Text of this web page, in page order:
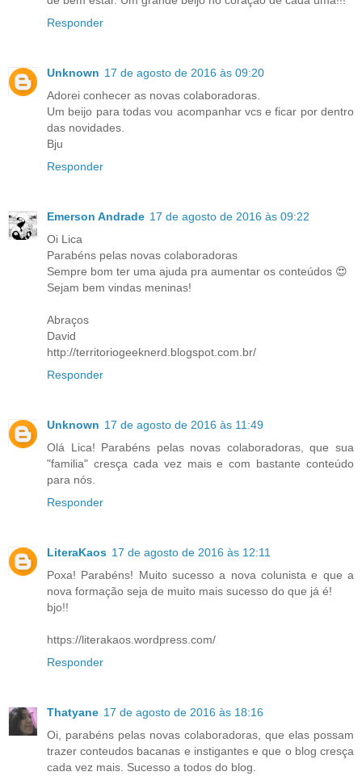
Responder
Unknown 17 de agosto de 2016 às 09:20
Adorei conhecer as novas colaboradoras.
Um beijo para todas vou acompanhar vcs e ficar por dentro
das novidades.
Bju
Responder
Emerson Andrade 17 de agosto de 2016 às 09:22
Oi Lica
Parabéns pelas novas colaboradoras
Sempre bom ter uma ajuda pra aumentar os conteúdos 😍
Sejam bem vindas meninas!
Abraços
David
http://territoriogeeknerd.blogspot.com.br/
Responder
Unknown 17 de agosto de 2016 às 11:49
Olá Lica! Parabéns pelas novas colaboradoras, que sua
"familia" cresça cada vez mais e com bastante conteúdo
para nós.
Responder
LiteraKaos 17 de agosto de 2016 às 12:11
Poxa! Parabéns! Muito sucesso a nova colunista e que a
nova formação seja de muito mais sucesso do que já é!
bjo!!
https://literakaos.wordpress.com/
Responder
Thatyane 17 de agosto de 2016 às 18:16
Oi, parabéns pelas novas colaboradoras, que elas possam
trazer conteudos bacanas e instigantes e que o blog cresça
cada vez mais. Sucesso a todos do blog.